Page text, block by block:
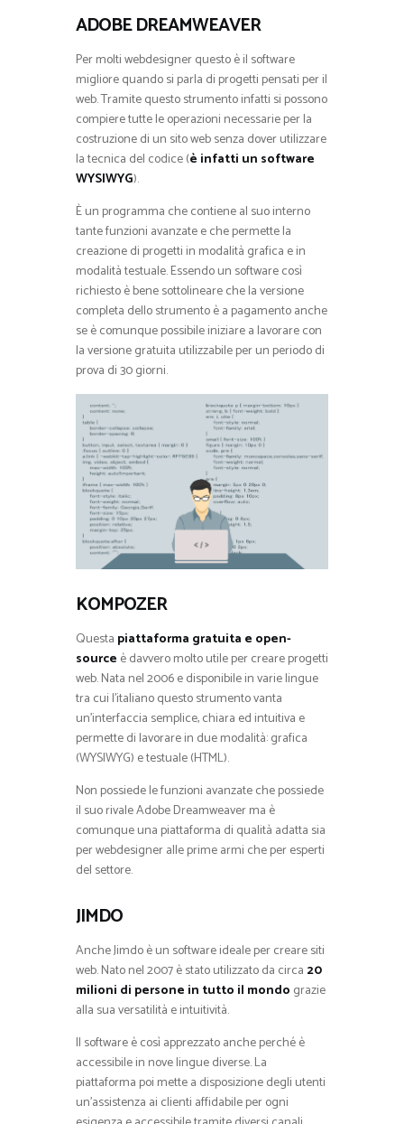
ADOBE DREAMWEAVER
Per molti webdesigner questo è il software
migliore quando si parla di progetti pensati per il
web. Tramite questo strumento infatti si possono
compiere tutte le operazioni necessarie per la
costruzione di un sito web senza dover utilizzare
la tecnica del codice (è infatti un software
WYSIWYG).
È un programma che contiene al suo interno
tante funzioni avanzate e che permette la
creazione di progetti in modalità grafica e in
modalità testuale. Essendo un software così
richiesto è bene sottolineare che la versione
completa dello strumento è a pagamento anche
se è comunque possibile iniziare a lavorare con
la versione gratuita utilizzabile per un periodo di
prova di 30 giorni.
KOMPOZER
Questa piattaforma gratuita e open-
source è davvero molto utile per creare progetti
web. Nata nel 2006 e disponibile in varie lingue
tra cui l’italiano questo strumento vanta
un’interfaccia semplice, chiara ed intuitiva e
permette di lavorare in due modalità: grafica
(WYSIWYG) e testuale (HTML).
Non possiede le funzioni avanzate che possiede
il suo rivale Adobe Dreamweaver ma è
comunque una piattaforma di qualità adatta sia
per webdesigner alle prime armi che per esperti
del settore.
JIMDO
Anche Jimdo è un software ideale per creare siti
web. Nato nel 2007 è stato utilizzato da circa 20
milioni di persone in tutto il mondo grazie
alla sua versatilità e intuitività.
Il software è così apprezzato anche perché è
accessibile in nove lingue diverse. La
piattaforma poi mette a disposizione degli utenti
un’assistenza ai clienti affidabile per ogni